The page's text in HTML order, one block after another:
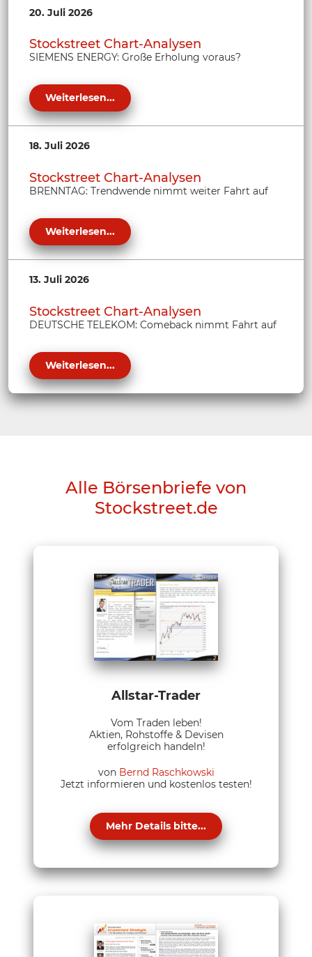
20. Juli 2026
Stockstreet Chart-Analysen
SIEMENS ENERGY: Große Erholung voraus?
Weiterlesen...
18. Juli 2026
Stockstreet Chart-Analysen
BRENNTAG: Trendwende nimmt weiter Fahrt auf
Weiterlesen...
13. Juli 2026
Stockstreet Chart-Analysen
DEUTSCHE TELEKOM: Comeback nimmt Fahrt auf
Weiterlesen...
Alle Börsenbriefe von
Stockstreet.de
Allstar-Trader
Vom Traden leben!
Aktien, Rohstoffe & Devisen
erfolgreich handeln!
von Bernd Raschkowski
Jetzt informieren und kostenlos testen!
Mehr Details bitte...